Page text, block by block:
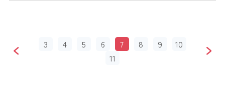
3 4 5 6 7 8 9
10
11